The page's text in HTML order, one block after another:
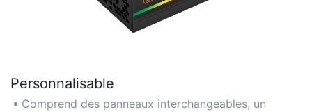
Personnalisable
Comprend des panneaux interchangeables, un